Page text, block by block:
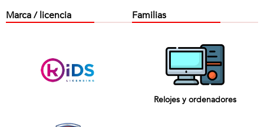
Marca / licencia Familias
Relojes y ordenadores